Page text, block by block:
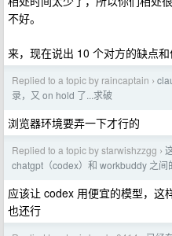
不好。
来，现在说出 10 个对方的缺点和
Replied to a topic by raincaptain ›
录，又 on hold 了...求破
浏览器环境要弄一下才行的
Replied to a topic by starwishzzgg ›
chatgpt（codex）和 workbuddy 之间
应该让 codex 用便宜的模型，这
也还行